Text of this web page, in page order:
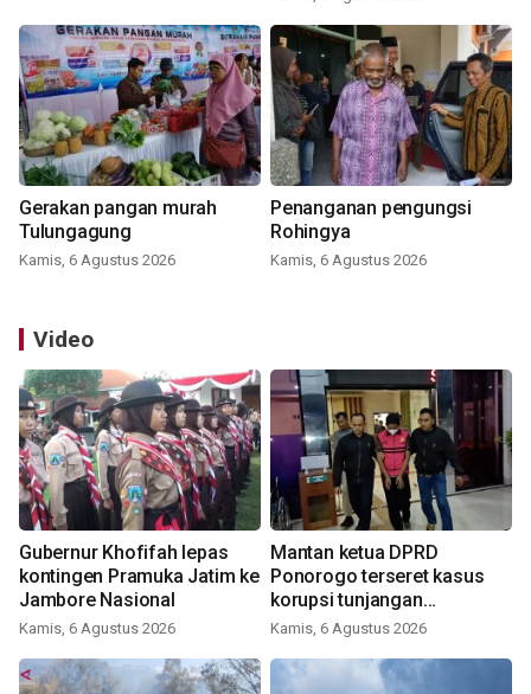
Gerakan pangan murah
Tulungagung
Kamis, 6 Agustus 2026
Penanganan pengungsi
Rohingya
Kamis, 6 Agustus 2026
Video
Gubernur Khofifah lepas
kontingen Pramuka Jatim ke
Jambore Nasional
Kamis, 6 Agustus 2026
Mantan ketua DPRD
Ponorogo terseret kasus
korupsi tunjangan
perumahan
Kamis, 6 Agustus 2026